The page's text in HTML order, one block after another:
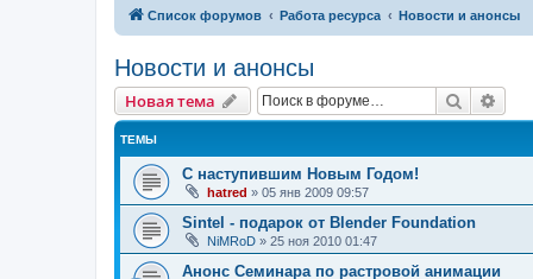
Список форумов Работа ресурса Новости и анонсы
Новости и анонсы
Новая тема Поиск
ТЕМЫ
С наступившим Новым Годом!
hatred » 05 янв 2009 09:57
Sintel - подарок от Blender Foundation
NiMRoD » 25 ноя 2010 01:47
Анонс Семинара по растровой анимации